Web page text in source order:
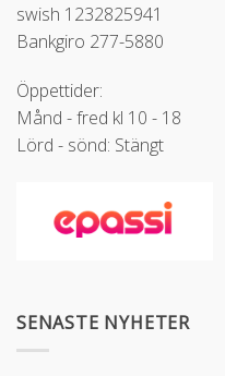
swish 1232825941
Bankgiro 277-5880
Öppettider:
Månd - fred kl 10 - 18
Lörd - sönd: Stängt
SENASTE NYHETER